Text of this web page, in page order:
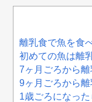
離乳食で魚を食
初めての魚は離
7ヶ月ごろから
9ヶ月ごろから
1歳ごろになっ